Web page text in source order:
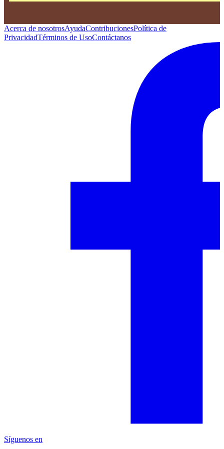
Acerca de nosotrosAyudaContribucionesPolítica de
PrivacidadTérminos de UsoContáctanos
Síguenos en